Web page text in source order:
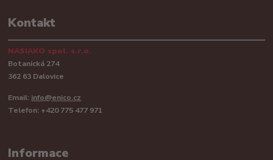
Kontakt
NASIAKO spol. s.r.o.
Botanická 274
362 63 Dalovice
Email: info@enico.cz
Telefon: +420 775 477 971
Informace